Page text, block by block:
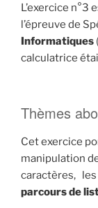
L’exercice n°3
l’épreuve de
Informatiques (
calculatrice
Thèmes
Cet exercice
manipulation
caractères,
parcours de